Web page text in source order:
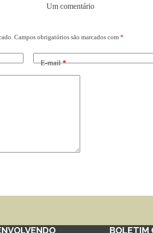
Um comentário
Campos obrigatórios são marcados com *
E-mail*
BOLETIM